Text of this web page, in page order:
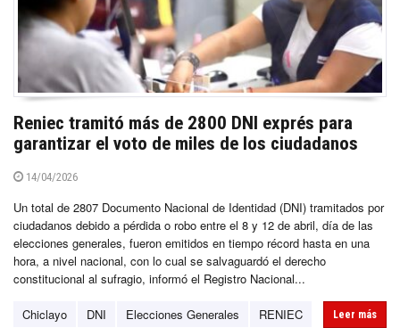
Reniec tramitó más de 2800 DNI exprés para
garantizar el voto de miles de los ciudadanos
14/04/2026
Un total de 2807 Documento Nacional de Identidad (DNI) tramitados por
ciudadanos debido a pérdida o robo entre el 8 y 12 de abril, día de las
elecciones generales, fueron emitidos en tiempo récord hasta en una
hora, a nivel nacional, con lo cual se salvaguardó el derecho
constitucional al sufragio, informó el Registro Nacional...
Chiclayo DNI Elecciones Generales RENIEC Leer más